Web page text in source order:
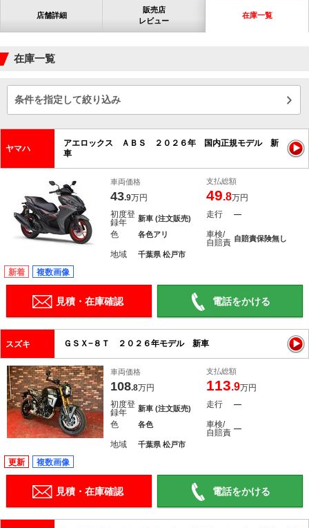
店舗詳細
販売店
レビュー
在庫一覧
在庫一覧
条件を指定して絞り込み
ヤマハ
アエロックス ＡＢＳ ２０２６年 国内正規モデル 新
車
車両価格
43.9万円
支払総額
49.8万円
初度登
録年
新車 (注文販売) 走行 ―
色 各色アリ
車検/
自賠責 自賠責保険無し
地域 千葉県 松戸市
新着 複数画像
見積・在庫確認 電話をかける
スズキ ＧＳＸ−８Ｔ ２０２６年モデル 新車
車両価格
108.8万円
支払総額
113.9万円
初度登
録年
新車 (注文販売) 走行 ―
色 各色
車検/
自賠責 ―
地域 千葉県 松戸市
更新 複数画像
見積・在庫確認 電話をかける